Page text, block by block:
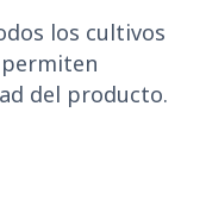
los cultivos
del producto.